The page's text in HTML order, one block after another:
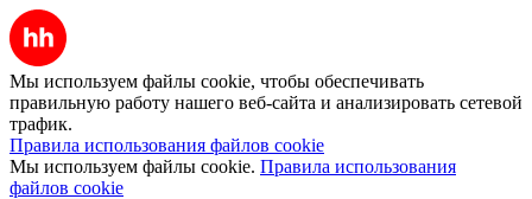
Мы используем файлы cookie, чтобы обеспечивать
правильную работу нашего веб-сайта и анализировать сетевой
трафик.
Правила использования файлов cookie
Мы используем файлы cookie. Правила использования
файлов cookie